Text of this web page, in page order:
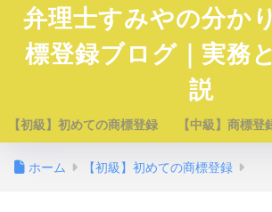
弁理士すみやの分か
標登録ブログ｜実務
説
【初級】初めての商標登録 【中級】商標
ホーム 【初級】初めての商標登録